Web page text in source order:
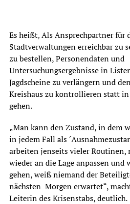
Es heißt, Als Ansprechpartner für
Stadtverwaltungen erreichbar zu
zu bestellen, Personendaten und
Untersuchungsergebnisse in
Jagdscheine zu verlängern und
Kreishaus zu kontrollieren statt in
gehen.
„Man kann den Zustand, in dem
in jedem Fall als
arbeiten jenseits vieler Routinen,
wieder an die Lage anpassen und
gehen, weiß niemand der
nächsten Morgen erwartet“,
Leiterin des Krisenstabs, deutlich.